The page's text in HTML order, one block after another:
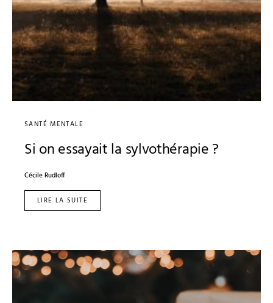
SANTÉ MENTALE
Si on essayait la sylvothérapie ?
Cécile Rudloff
LIRE LA SUITE